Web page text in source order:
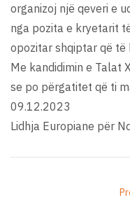
organizoj një qeveri e
nga pozita e kryetarit
opozitar shqiptar që të
Me kandidimin e Talat
se po përgatitet që ti
09.12.2023
Lidhja Europiane për